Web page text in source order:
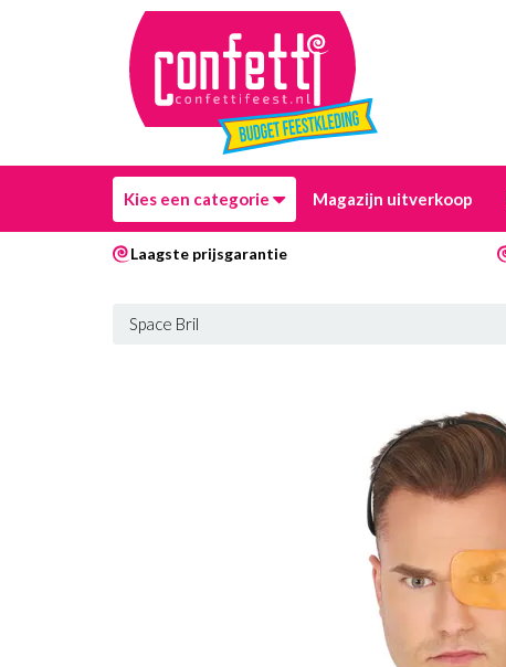
Kies een categorie Magazijn uitverkoop
Laagste prijsgarantie
Space Bril